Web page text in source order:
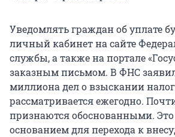
Уведомлять граждан об уплате
личный кабинет на сайте
службы, а также на портале
заказным письмом. В ФНС
миллиона дел о взыскании
рассматривается ежегодно.
признаются обоснованными.
основанием для перехода к